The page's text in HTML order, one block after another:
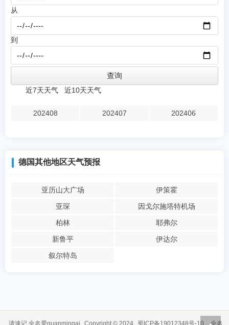
从
到
近7天天气 近10天天气
202408 202407 202406
德国其他地区天气预报
亚历山大广场
伊策霍
亚琛
因戈尔施塔特机场
柏林
耶弗尔
新鲁平
伊达尔
叙尔特岛